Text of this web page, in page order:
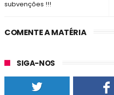
subvenções !!!
COMENTE A MATÉRIA
SIGA-NOS